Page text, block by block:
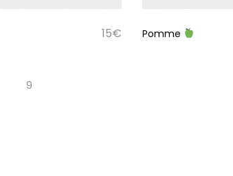
15€ Pomme
9